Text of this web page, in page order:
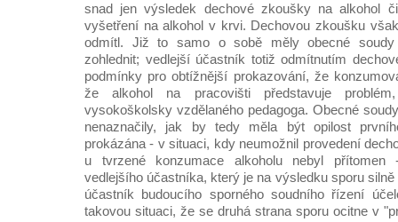
snad jen výsledek dechové zkoušky na alkohol
vyšetření na alkohol v krvi. Dechovou zkoušku
odmítl. Již to samo o sobě měly obecné soudy
zohlednit; vedlejší účastník totiž odmítnutím
podmínky pro obtížnější prokazování, že
že alkohol na pracovišti představuje
vysokoškolsky vzdělaného pedagoga. Obecné
nenaznačily, jak by tedy měla být opilost
prokázána - v situaci, kdy neumožnil provedení
u tvrzené konzumace alkoholu nebyl
vedlejšího účastníka, který je na výsledku sporu
účastník budoucího sporného soudního řízení
takovou situaci, že se druhá strana sporu ocitne v